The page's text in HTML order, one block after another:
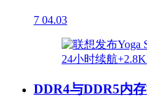
7 04.03
DDR4与DDR5内